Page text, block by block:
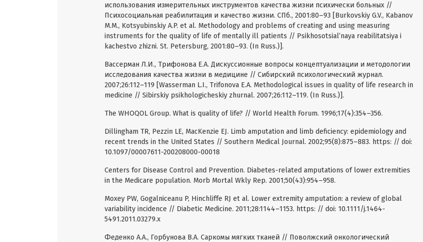
использования измерительных инструментов качества жизни психически больных //
Психосоциальная реабилитация и качество жизни. СПб., 2001:80–93 [Burkovskiy G.V., Kabanov
M.M., Kotsyubinskiy A.P. et al. Methodology and problems of creating and using measuring
instruments for the quality of life of mentally ill patients // Psikhosotsial’naya reabilitatsiya i
kachestvo zhizni. St. Petersburg, 2001:80–93. (In Russ.)].
Вассерман Л.И., Трифонова Е.А. Дискуссионные вопросы концептуализации и методологии
исследования качества жизни в медицине // Сибирский психологический журнал.
2007;26:112–119 [Wasserman L.I., Trifonova E.A. Methodological issues in quality of life research in
medicine // Sibirskiy psikhologicheskiy zhurnal. 2007;26:112–119. (In Russ.)].
The WHOQOL Group. What is quality of life? // World Health Forum. 1996;17(4):354–356.
Dillingham TR, Pezzin LE, MacKenzie EJ. Limb amputation and limb deficiency: epidemiology and
recent trends in the United States // Southern Medical Journal. 2002;95(8):875–883. https: // doi:
10.1097/00007611-200208000-00018
Centers for Disease Control and Prevention. Diabetes-related amputations of lower extremities
in the Medicare population. Morb Mortal Wkly Rep. 2001;50(43):954–958.
Moxey PW, Gogalniceanu P, Hinchliffe RJ et al. Lower extremity amputation: a review of global
variability incidence // Diabetic Medicine. 2011;28:1144–1153. https: // doi: 10.1111/j.1464-
5491.2011.03279.x
Феденко А.А., Горбунова В.А. Саркомы мягких тканей // Поволжский онкологический